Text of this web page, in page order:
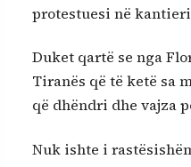
protestuesi në
Duket qartë se nga
Tiranës që të ketë sa
që dhëndri dhe vajza
Nuk ishte i